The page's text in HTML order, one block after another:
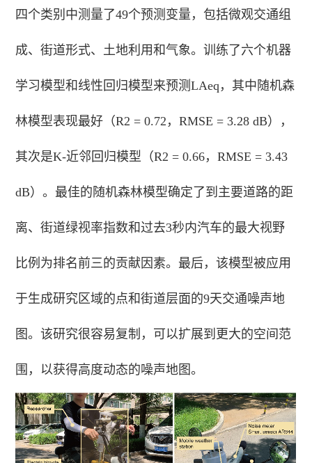
四个类别中测量了49个预测变量，包括微观交通组
成、街道形式、土地利用和气象。训练了六个机器
学习模型和线性回归模型来预测LAeq，其中随机森
林模型表现最好（R2 = 0.72，RMSE = 3.28 dB），
其次是K-近邻回归模型（R2 = 0.66，RMSE = 3.43
dB）。最佳的随机森林模型确定了到主要道路的距
离、街道绿视率指数和过去3秒内汽车的最大视野
比例为排名前三的贡献因素。最后，该模型被应用
于生成研究区域的点和街道层面的9天交通噪声地
图。该研究很容易复制，可以扩展到更大的空间范
围，以获得高度动态的噪声地图。